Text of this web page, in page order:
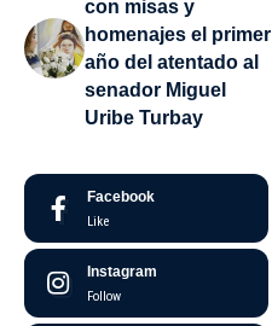
con misas y
homenajes el primer
año del atentado al
senador Miguel
Uribe Turbay
Facebook
Like
Instagram
Follow